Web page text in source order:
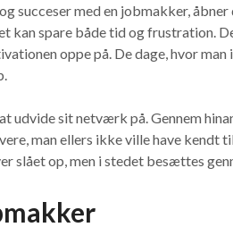
succeser med en jobmakker,
kan spare både tid og frustration.
oppe på. De dage, hvor
udvide sit netværk på. Gennem
man ellers ikke ville have kendt
slået op, men i stedet besættes